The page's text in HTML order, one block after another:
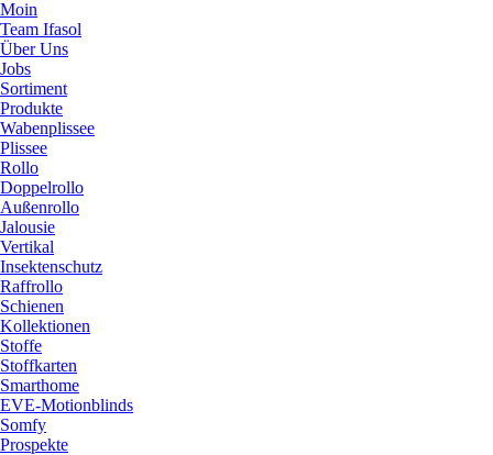
Moin
Team Ifasol
Über Uns
Jobs
Sortiment
Produkte
Wabenplissee
Plissee
Rollo
Doppelrollo
Außenrollo
Jalousie
Vertikal
Insektenschutz
Raffrollo
Schienen
Kollektionen
Stoffe
Stoffkarten
Smarthome
EVE-Motionblinds
Somfy
Prospekte